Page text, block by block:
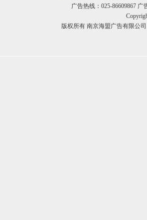
广告热线：025-86609867 广
版权所有 南京海盟广告有限公司